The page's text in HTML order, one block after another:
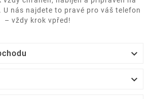
U nás najdete to pravé pro váš telefon
– vždy krok vpřed!

